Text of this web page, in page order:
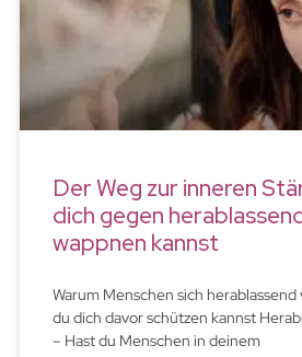
Der Weg zur inneren
dich gegen
wappnen kannst
Warum Menschen sich
du dich davor schützen kannst
– Hast du Menschen in deinem